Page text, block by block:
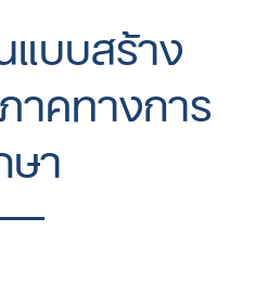
บบสร้าง
าคทางการ
า